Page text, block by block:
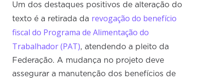
Um dos destaques positivos de alteração do
texto é a retirada da revogação do benefício
fiscal do Programa de Alimentação do
Trabalhador (PAT), atendendo a pleito da
Federação. A mudança no projeto deve
assegurar a manutenção dos benefícios de